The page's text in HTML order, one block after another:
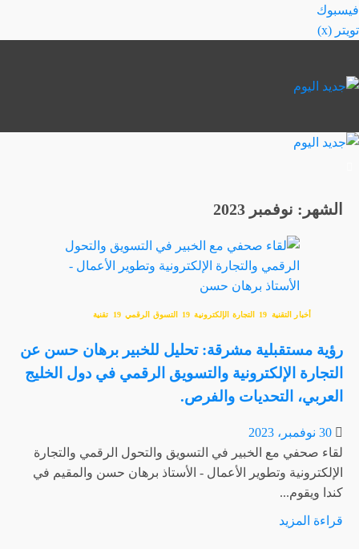
تخطي
إلى
فيسبوك
تويتر (x)
الشهر: نوفمبر 2023
أخبار التقنية التجارة الإلكترونية التسوق الرقمي تقنية
رؤية مستقبلية مشرقة: تحليل للخبير برهان حسن عن
التجارة الإلكترونية والتسويق الرقمي في دول الخليج
العربي، التحديات والفرص.
30 نوفمبر، 2023
لقاء صحفي مع الخبير في التسويق والتحول الرقمي والتجارة
الإلكترونية وتطوير الأعمال - الأستاذ برهان حسن والمقيم في
كندا ويقوم...
قراءة المزيد